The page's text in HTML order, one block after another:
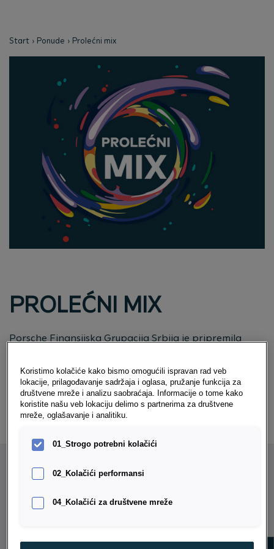
Show
Start Ponude Prolećni mix
PROLEĆNI MIX
Porsche Finansijska Grupacija Srbija je pripremila
individualnim potrebama. Mogućnosti su brojne, izbor
je na Vama!
Izaberite i vozite!
IZABRALI STE AUTOMOBIL MARKE
ILI PORSCHE? MOGUĆNOSTI
Koristimo kolačiće kako bismo omogućili ispravan rad veb
lokacije, prilagođavanje sadržaja i oglasa, pružanje funkcija za
društvene mreže i analizu saobraćaja. Informacije o tome kako
koristite našu veb lokaciju delimo s partnerima za društvene
mreže, oglašavanje i analitiku.
01_Strogo potrebni kolačići
02_Kolačići performansi
04_Kolačići za društvene mreže